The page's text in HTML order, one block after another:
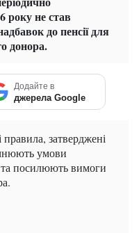
року не став
до пенсії для
донора.
Додайте в
джерела Google
затверджені
умови
посилюють вимоги